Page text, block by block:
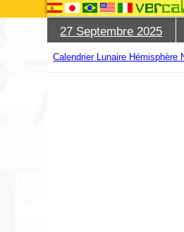
27 Septembre 2025
Calendrier Lunaire Hémisphère